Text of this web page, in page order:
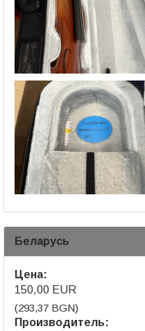
Беларусь
Цена:
150,00 EUR
(293,37 BGN)
Производитель: